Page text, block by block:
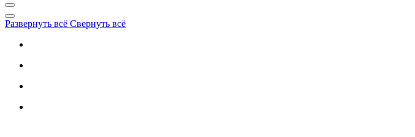
Развернуть всё Свернуть всё